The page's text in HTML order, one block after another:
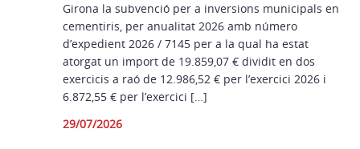
Girona la subvenció per a inversions municipals en
cementiris, per anualitat 2026 amb número
d’expedient 2026 / 7145 per a la qual ha estat
atorgat un import de 19.859,07 € dividit en dos
exercicis a raó de 12.986,52 € per l’exercici 2026 i
6.872,55 € per l’exercici […]
29/07/2026